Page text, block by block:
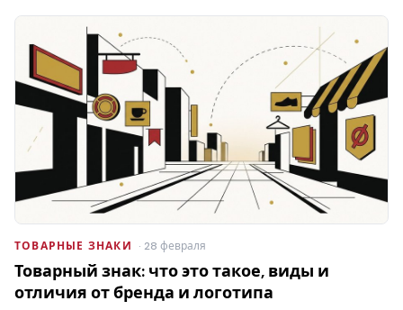
что на практике даёт право на товарный знак, где
ТОВАРНЫЕ ЗНАКИ · 28 февраля
Товарный знак: что это такое, виды и
отличия от бренда и логотипа